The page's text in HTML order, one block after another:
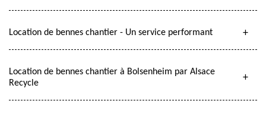
Location de bennes chantier - Un service performant
Location de bennes chantier à Bolsenheim par Alsace
Recycle